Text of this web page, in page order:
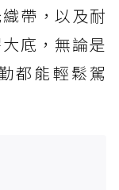
帶，以及耐
底，無論是
都能輕鬆駕